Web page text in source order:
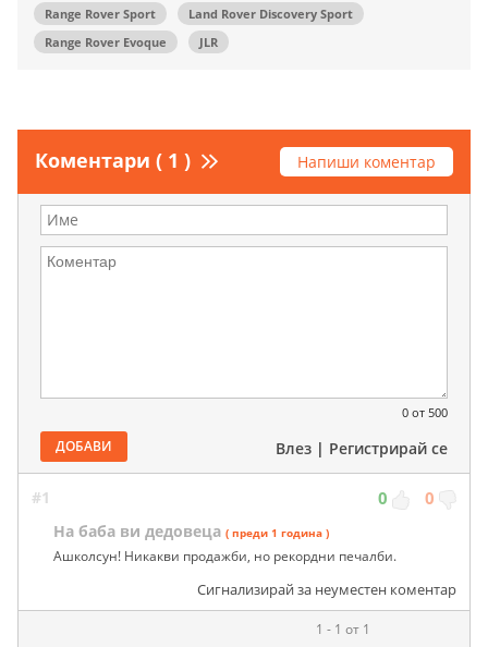
Range Rover Sport
Land Rover Discovery Sport
Range Rover Evoque
JLR
Коментари ( 1 ) Напиши коментар
0 от 500
ДОБАВИ Влез | Регистрирай се
#1 0 0
На баба ви дедовеца ( преди 1 година )
Ашколсун! Никакви продажби, но рекордни печалби.
Сигнализирай за неуместен коментар
1 - 1 от 1